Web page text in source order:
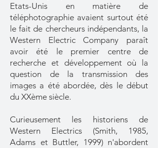
Etats-Unis en matière de
téléphotographie avaient surtout été
le fait de chercheurs indépendants, la
Western Electric Company paraît
avoir été le premier centre de
recherche et développement où la
question de la transmission des
images a été abordée, dès le début
du XXème siècle.
Curieusement les historiens de
Western Electrics (Smith, 1985,
Adams et Buttler, 1999) n'abordent